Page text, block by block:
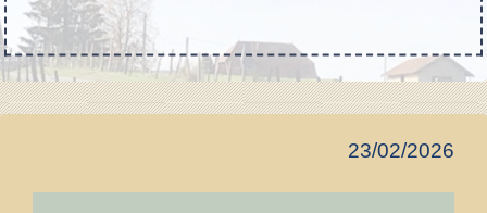
23/02/2026